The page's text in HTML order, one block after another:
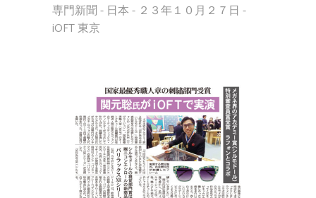
専門新聞 - 日本 - ２３年１０月２７日 -
iOFT 東京